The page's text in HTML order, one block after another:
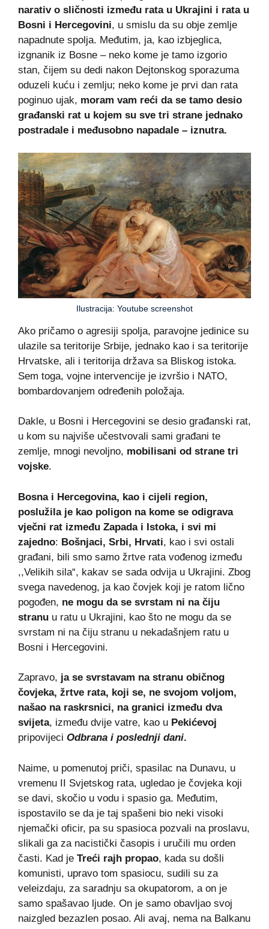
narativ o sličnosti između rata u Ukrajini i rata u
Bosni i Hercegovini, u smislu da su obje zemlje
napadnute spolja. Međutim, ja, kao izbjeglica,
izgnanik iz Bosne – neko kome je tamo izgorio
stan, čijem su dedi nakon Dejtonskog sporazuma
oduzeli kuću i zemlju; neko kome je prvi dan rata
poginuo ujak, moram vam reći da se tamo desio
građanski rat u kojem su sve tri strane jednako
postradale i međusobno napadale – iznutra.
Ilustracija: Youtube screenshot
Ako pričamo o agresiji spolja, paravojne jedinice su
ulazile sa teritorije Srbije, jednako kao i sa teritorije
Hrvatske, ali i teritorija država sa Bliskog istoka.
Sem toga, vojne intervencije je izvršio i NATO,
bombardovanjem određenih položaja.
Dakle, u Bosni i Hercegovini se desio građanski rat,
u kom su najviše učestvovali sami građani te
zemlje, mnogi nevoljno, mobilisani od strane tri
vojske.
Bosna i Hercegovina, kao i cijeli region,
poslužila je kao poligon na kome se odigrava
vječni rat između Zapada i Istoka, i svi mi
zajedno: Bošnjaci, Srbi, Hrvati, kao i svi ostali
građani, bili smo samo žrtve rata vođenog između
,,Velikih sila“, kakav se sada odvija u Ukrajini. Zbog
svega navedenog, ja kao čovjek koji je ratom lično
pogođen, ne mogu da se svrstam ni na čiju
stranu u ratu u Ukrajini, kao što ne mogu da se
svrstam ni na čiju stranu u nekadašnjem ratu u
Bosni i Hercegovini.
Zapravo, ja se svrstavam na stranu običnog
čovjeka, žrtve rata, koji se, ne svojom voljom,
našao na raskrsnici, na granici između dva
svijeta, između dvije vatre, kao u Pekićevoj
pripovijeci Odbrana i poslednji dani.
Naime, u pomenutoj priči, spasilac na Dunavu, u
vremenu II Svjetskog rata, ugledao je čovjeka koji
se davi, skočio u vodu i spasio ga. Međutim,
ispostavilo se da je taj spašeni bio neki visoki
njemački oficir, pa su spasioca pozvali na proslavu,
slikali ga za nacistički časopis i uručili mu orden
časti. Kad je Treći rajh propao, kada su došli
komunisti, upravo tom spasiocu, sudili su za
veleizdaju, za saradnju sa okupatorom, a on je
samo spašavao ljude. On je samo obavljao svoj
naizgled bezazlen posao. Ali avaj, nema na Balkanu